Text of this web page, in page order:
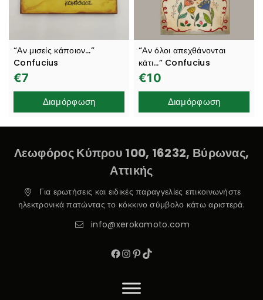
“Αν μισείς κάποιον…”
Confucius
€7
Διαμόρφωση
“Αν όλοι απεχθάνονται
κάτι…” Confucius
€10
Διαμόρφωση
Λεωφόρος Κύπρου 100, 16232, Βύρωνας,
Αττικής
Για ερωτήσεις και ειδικές παραγγελίες επικοινωνήστε
ηλεκτρονικά πατώντας το κόκκινο σύμβολο κάτω αριστερά.
info@xerokamoto.com